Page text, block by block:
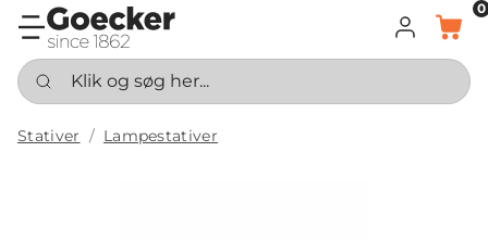
LOG INDKURV
0
Klik og søg her...
Stativer Lampestativer